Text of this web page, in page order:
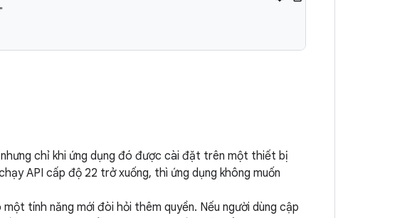
chỉ khi ứng dụng đó được cài đặt trên một thiết bị
API cấp độ 22 trở xuống, thì ứng dụng không muốn
tính năng mới đòi hỏi thêm quyền. Nếu người dùng cập